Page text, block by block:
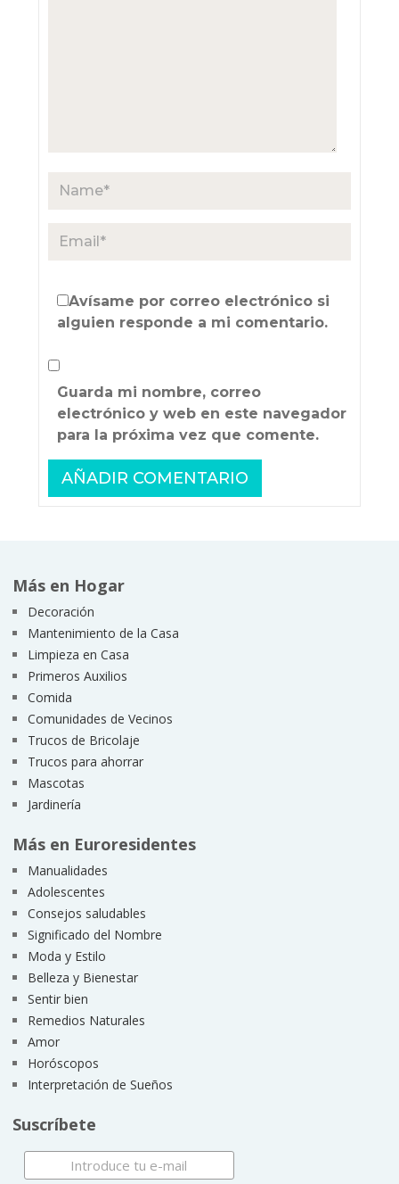
Avísame por correo electrónico si
alguien responde a mi comentario.
Guarda mi nombre, correo
electrónico y web en este navegador
para la próxima vez que comente.
Más en Hogar
Decoración
Mantenimiento de la Casa
Limpieza en Casa
Primeros Auxilios
Comida
Comunidades de Vecinos
Trucos de Bricolaje
Trucos para ahorrar
Mascotas
Jardinería
Más en Euroresidentes
Manualidades
Adolescentes
Consejos saludables
Significado del Nombre
Moda y Estilo
Belleza y Bienestar
Sentir bien
Remedios Naturales
Amor
Horóscopos
Interpretación de Sueños
Suscríbete